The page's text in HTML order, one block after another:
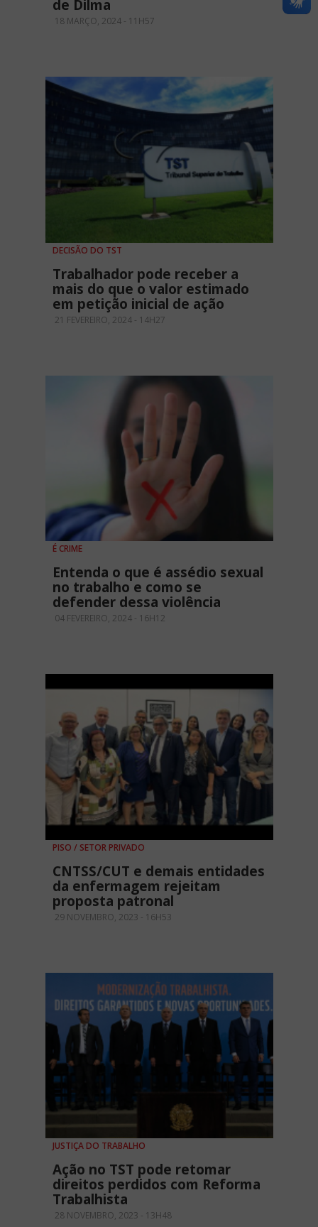
de Dilma
18 MARÇO, 2024 - 11H57
DECISÃO DO TST
Trabalhador pode receber a
mais do que o valor estimado
em petição inicial de ação
21 FEVEREIRO, 2024 - 14H27
É CRIME
Entenda o que é assédio sexual
no trabalho e como se
defender dessa violência
04 FEVEREIRO, 2024 - 16H12
PISO / SETOR PRIVADO
CNTSS/CUT e demais entidades
da enfermagem rejeitam
proposta patronal
29 NOVEMBRO, 2023 - 16H53
JUSTIÇA DO TRABALHO
Ação no TST pode retomar
direitos perdidos com Reforma
Trabalhista
28 NOVEMBRO, 2023 - 13H48